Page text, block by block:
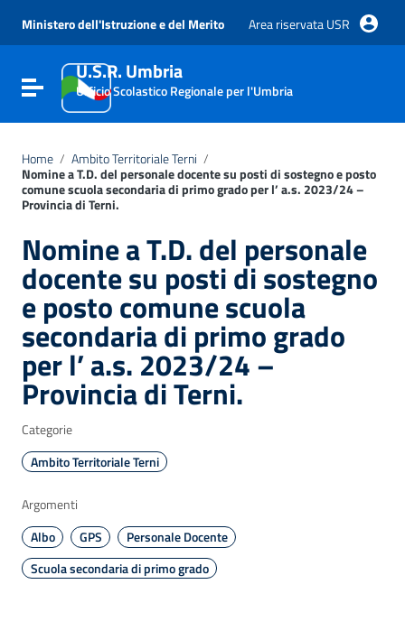
Vai al menu di navigazione
Vai al footer
Ministero dell'Istruzione e del Merito Area riservata USR
Attiva / disattiva la navigazione
U.S.R. Umbria
Ufficio Scolastico Regionale per l'Umbria
Home / Ambito Territoriale Terni /
Nomine a T.D. del personale docente su posti di sostegno e posto
comune scuola secondaria di primo grado per l’ a.s. 2023/24 –
Provincia di Terni.
Nomine a T.D. del personale
docente su posti di sostegno
e posto comune scuola
secondaria di primo grado
per l’ a.s. 2023/24 –
Provincia di Terni.
Categorie
Ambito Territoriale Terni
Argomenti
Albo
GPS
Personale Docente
Scuola secondaria di primo grado